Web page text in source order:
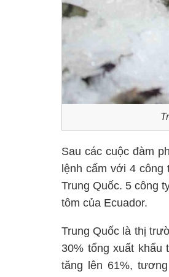
Sau các cuộc đàm
lệnh cấm với 4
Trung Quốc. 5 công
tôm của Ecuador.
Trung Quốc là thị
30% tổng xuất khẩu
tăng lên 61%,